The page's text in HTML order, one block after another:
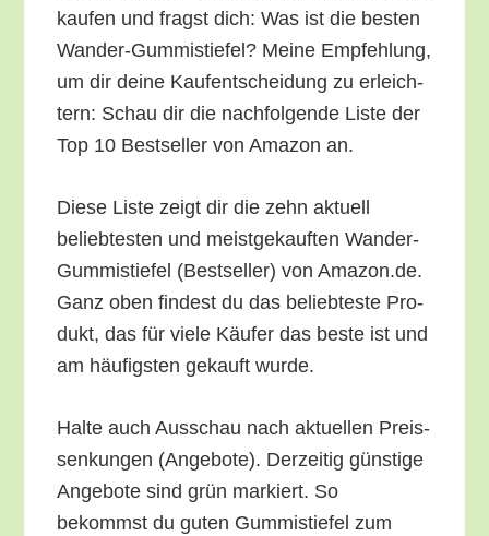
kau­fen und fragst dich: Was ist die bes­ten
Wan­der-Gum­mi­stie­fel? Mei­ne Emp­feh­lung,
um dir dei­ne Kauf­ent­schei­dung zu erleich­
tern: Schau dir die nach­fol­gen­de Lis­te der
Top 10 Best­sel­ler von Ama­zon an.
Die­se Lis­te zeigt dir die zehn aktu­ell
belieb­tes­ten und meist­ge­kauf­ten Wan­der-
Gum­mi­stie­fel (Best­sel­ler) von Amazon.de.
Ganz oben fin­dest du das belieb­tes­te Pro­
dukt, das für vie­le Käu­fer das bes­te ist und
am häu­figs­ten gekauft wurde.
Hal­te auch Aus­schau nach aktu­el­len Preis­
sen­kun­gen (Ange­bo­te). Der­zei­tig güns­ti­ge
Ange­bo­te sind grün mar­kiert. So
bekommst du guten Gum­mi­stie­fel zum